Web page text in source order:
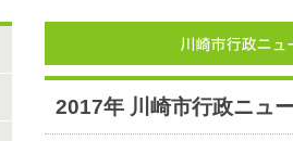
2017年 川崎市行政ニュ